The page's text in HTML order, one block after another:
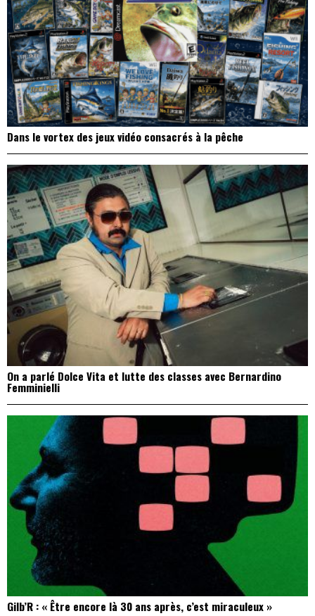
Dans le vortex des jeux vidéo consacrés à la pêche
On a parlé Dolce Vita et lutte des classes avec Bernardino
Femminielli
Gilb’R : « Être encore là 30 ans après, c’est miraculeux »